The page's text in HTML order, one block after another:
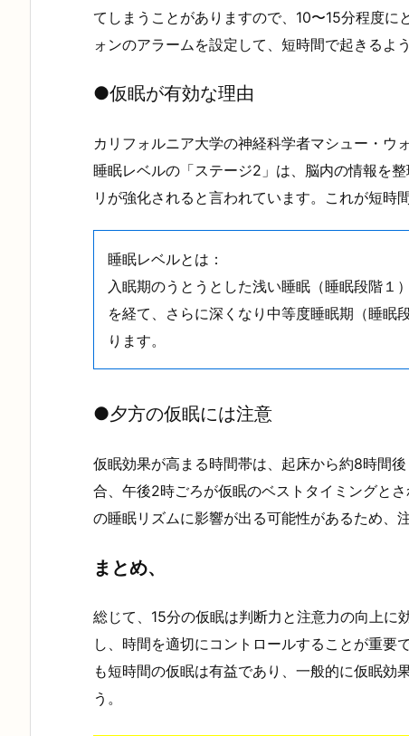
てしまうことがありますので、10〜15分程度
ォンのアラームを設定して、短時間で起きるよ
●仮眠が有効な理由
カリフォルニア大学の神経科学者マシュー・
睡眠レベルの「ステージ2」は、脳内の情報を
リが強化されると言われています。これが短時
睡眠レベルとは：
入眠期のうとうとした浅い睡眠（睡眠段階１
を経て、さらに深くなり中等度睡眠期（睡眠
ります。
●夕方の仮眠には注意
仮眠効果が高まる時間帯は、起床から約8時間
合、午後2時ごろが仮眠のベストタイミングと
の睡眠リズムに影響が出る可能性があるため、
まとめ、
総じて、15分の仮眠は判断力と注意力の向上に
し、時間を適切にコントロールすることが重要
も短時間の仮眠は有益であり、一般的に仮眠効
う。